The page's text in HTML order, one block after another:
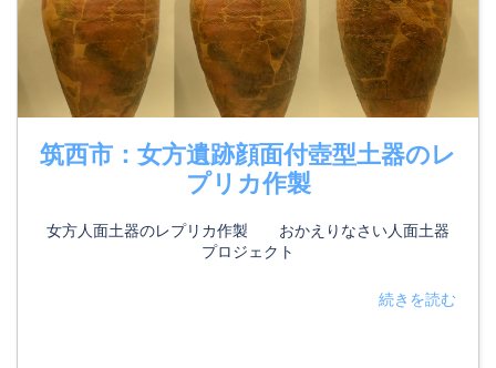
筑西市：女方遺跡顔面付壺型土器のレ
プリカ作製
女方人面土器のレプリカ作製 おかえりなさい人面土器
プロジェクト
続きを読む